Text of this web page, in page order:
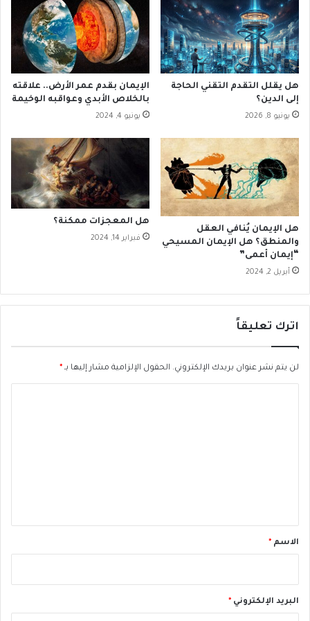
ل
م
يً
ا
ت
ن
ف
ف
ل
ش
ه
أ
ت
ر
هل يقلل التقدم التقني الحاجة
إلى الدين؟
يونيو 8, 2026
الإيمان بقدم عمر الأرض.. علاقته
بالخلاص الأبدي وعواقبه الوخيمة
يونيو 4, 2024
هل الإيمان يُنافي العقل
والمنطق؟ هل الإيمان المسيحي
“إيمان أعمى”
أبريل 2, 2024
هل المعجزات ممكنة؟
فبراير 14, 2024
اترك تعليقاً
لن يتم نشر عنوان بريدك الإلكتروني. الحقول الإلزامية مشار إليها بـ *
*الاسم *
البريد الإلكتروني *